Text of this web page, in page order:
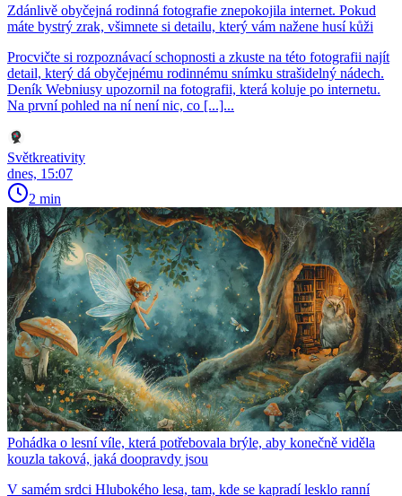
Zdánlivě obyčejná rodinná fotografie znepokojila internet. Pokud
máte bystrý zrak, všimnete si detailu, který vám nažene husí kůži
Procvičte si rozpoznávací schopnosti a zkuste na této fotografii najít
detail, který dá obyčejnému rodinnému snímku strašidelný nádech.
Deník Webniusy upozornil na fotografii, která koluje po internetu.
Na první pohled na ní není nic, co [...]...
Světkreativity
dnes, 15:07
2 min
Pohádka o lesní víle, která potřebovala brýle, aby konečně viděla
kouzla taková, jaká doopravdy jsou
V samém srdci Hlubokého lesa, tam, kde se kapradí lesklo ranní